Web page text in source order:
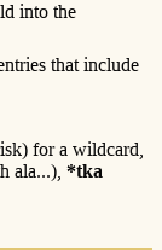
into the
that include
for a wildcard,
ala...), *tka